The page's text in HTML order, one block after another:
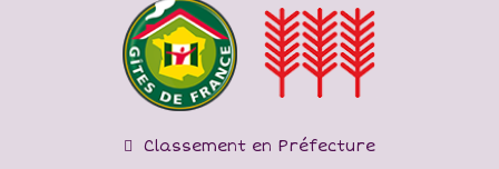
Classement en Préfecture